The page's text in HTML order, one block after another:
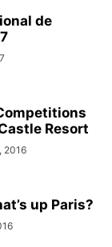
de
Resort
2016
up Paris?